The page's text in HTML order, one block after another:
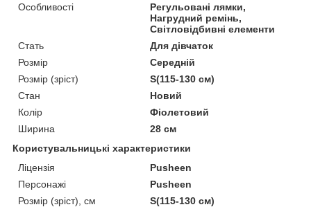
Особливості
Регульовані лямки,
Нагрудний ремінь,
Світловідбивні елементи
Стать
Для дівчаток
Розмір
Середній
Розмір (зріст)
S(115-130 см)
Стан
Новий
Колір
Фіолетовий
Ширина
28 см
Користувальницькі характеристики
Ліцензія
Pusheen
Персонажі
Pusheen
Розмір (зріст), см
S(115-130 см)